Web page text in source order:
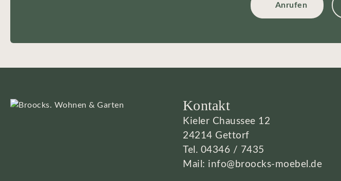
Anrufen
Kontakt
Kieler Chaussee 12
24214 Gettorf
Tel. 04346 / 7435
Mail: info@broocks-moebel.de